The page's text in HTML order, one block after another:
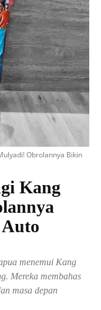
Obrolannya Bikin
Kang
menemui Kang
Mereka membahas
masa depan